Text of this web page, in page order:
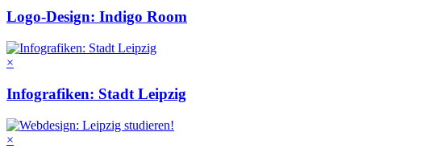
Logo-Design: Indigo Room
×
Infografiken: Stadt Leipzig
×